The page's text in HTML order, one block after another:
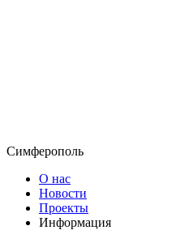
Симферополь
О нас
Новости
Проекты
Информация